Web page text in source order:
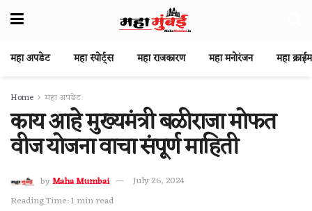
महा अपडेट महा स्पोर्ट्स महा राजकारण महा मनोरंजन महा क्राईम
Home महा अपडेट
काय आहे मुख्यमंत्री बळीराजा मोफत
वीज योजना वाचा संपूर्ण माहिती
byMaha Mumbai
July 26, 2024
Reading Time: 1 min read